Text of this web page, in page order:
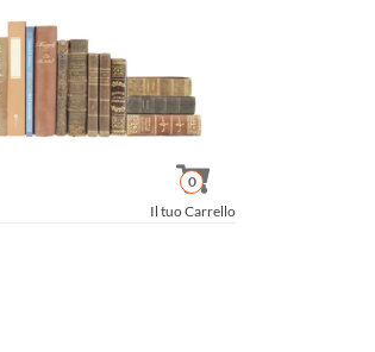
Il tuo Carrello
0